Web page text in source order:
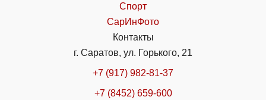
Спорт
СарИнФото
Контакты
г. Саратов, ул. Горького, 21
+7 (917) 982-81-37
+7 (8452) 659-600